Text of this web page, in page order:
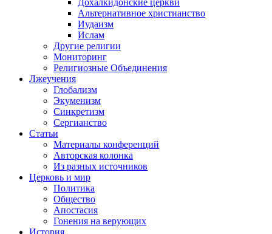
Альтернативное христианство
Иудаизм
Ислам
Другие религии
Мониторинг
Религиозные Объединения
Лжеучения
Глобализм
Экуменизм
Синкретизм
Сергианство
Статьи
Материалы конференций
Авторская колонка
Из разных источников
Церковь и мир
Политика
Общество
Апостасия
Гонения на верующих
История